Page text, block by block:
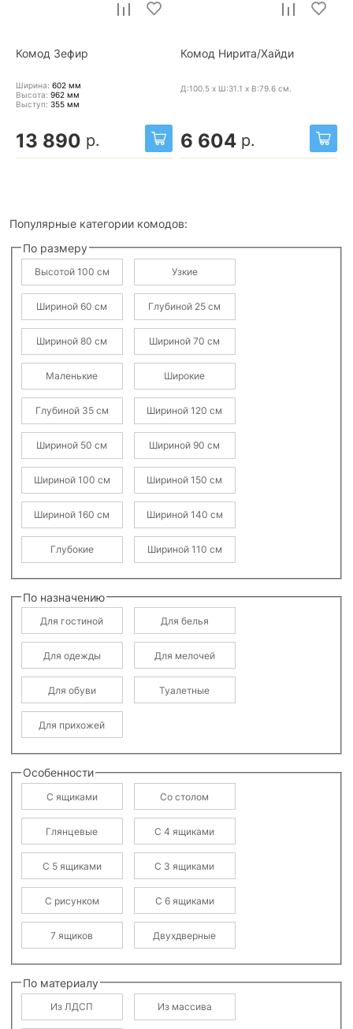
Комод Зефир
Ширина: 602 мм
Высота: 962 мм
Выступ: 355 мм
13 890 р.
Комод Нирита/Хайди
Д:100.5 x Ш:31.1 x В:79.6 см.
6 604 р.
Популярные категории комодов:
По размеру
Высотой 100 см Узкие
Шириной 60 см Глубиной 25 см
Шириной 80 см Шириной 70 см
Маленькие Широкие
Глубиной 35 см Шириной 120 см
Шириной 50 см Шириной 90 см
Шириной 100 см Шириной 150 см
Шириной 160 см Шириной 140 см
Глубокие Шириной 110 см
По назначению
Для гостиной Для белья
Для одежды Для мелочей
Для обуви Туалетные
Для прихожей
Особенности
С ящиками Со столом
Глянцевые С 4 ящиками
С 5 ящиками С 3 ящиками
С рисунком С 6 ящиками
7 ящиков Двухдверные
По материалу
Из ЛДСП Из массива